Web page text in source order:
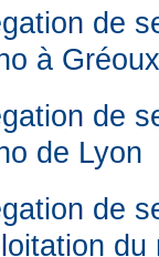
de
à
de
de Lyon
de